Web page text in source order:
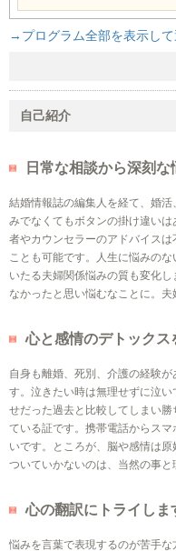
→プログラム全部を表示して
自己紹介
日常な相談から深刻
結婚情報誌の編集人を経て、婚
みでなくてもボタンの掛け違い
者やカウンセラーのアドバイス
ことも可能です。人生に悩みの
いたる夫婦関係悩みの質も変化
なかったと思い悩むなことに。夫
心と感情のデトックス
自身も離婚、死別、介護の経験
す。泣きたい時は無理せずに泣
せだった過去と比較してしまい
ている証です。携帯電話からス
いです。ところが、脳や感情は
ついていかないのは、当然の事と
心の翻訳にトライしま
悩みを言葉で表現するのが苦手